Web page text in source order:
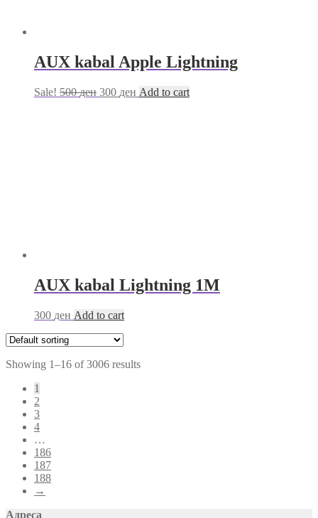
AUX kabal Apple Lightning
Sale! 500ден 300 ден Add to cart
AUX kabal Lightning 1M
300 ден Add to cart
Showing 1–16 of 3006 results
1
2
3
4
…
186
187
188
→
Адреса